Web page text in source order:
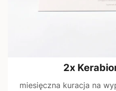
2x
miesięczna kuracja na